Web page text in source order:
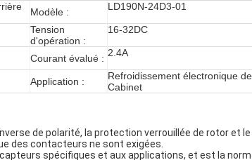
Modèle : LD190N-24D3-01
Tension
d'opération :
16-32DC
Courant évalué : 2.4A
Application :
Refroidissement électronique de
Cabinet
de polarité, la protection verrouillée de rotor et le
des contacteurs ne sont exigées.
spécifiques et aux applications, et est la